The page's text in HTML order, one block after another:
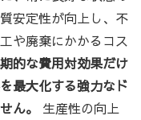
安定性が向上し、不
や廃棄にかかるコス
的な費用対効果だけ
最大化する強力なド
ん。
生産性の向上